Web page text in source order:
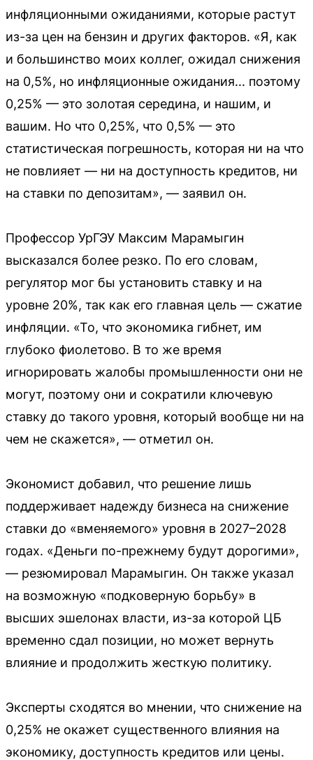
инфляционными ожиданиями, которые растут
из-за цен на бензин и других факторов. «Я, как
и большинство моих коллег, ожидал снижения
на 0,5%, но инфляционные ожидания... поэтому
0,25% — это золотая середина, и нашим, и
вашим. Но что 0,25%, что 0,5% — это
статистическая погрешность, которая ни на что
не повлияет — ни на доступность кредитов, ни
на ставки по депозитам», — заявил он.
Профессор УрГЭУ Максим Марамыгин
высказался более резко. По его словам,
регулятор мог бы установить ставку и на
уровне 20%, так как его главная цель — сжатие
инфляции. «То, что экономика гибнет, им
глубоко фиолетово. В то же время
игнорировать жалобы промышленности они не
могут, поэтому они и сократили ключевую
ставку до такого уровня, который вообще ни на
чем не скажется», — отметил он.
Экономист добавил, что решение лишь
поддерживает надежду бизнеса на снижение
ставки до «вменяемого» уровня в 2027–2028
годах. «Деньги по-прежнему будут дорогими»,
— резюмировал Марамыгин. Он также указал
на возможную «подковерную борьбу» в
высших эшелонах власти, из-за которой ЦБ
временно сдал позиции, но может вернуть
влияние и продолжить жесткую политику.
Эксперты сходятся во мнении, что снижение на
0,25% не окажет существенного влияния на
экономику, доступность кредитов или цены.